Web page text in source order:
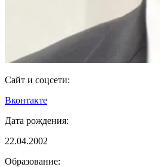
Сайт и соцсети:
Вконтакте
Дата рождения:
22.04.2002
Образование: